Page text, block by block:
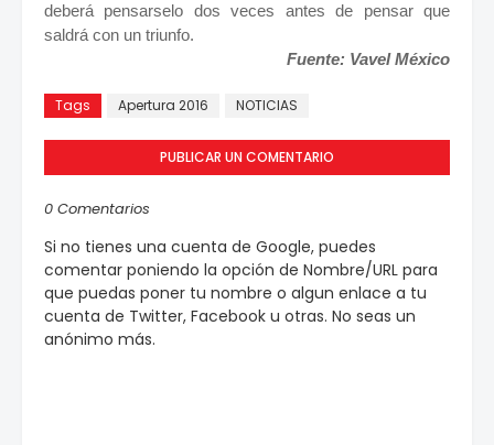
deberá pensarselo dos veces antes de pensar que
saldrá con un triunfo.
Fuente: Vavel México
Tags Apertura 2016 NOTICIAS
PUBLICAR UN COMENTARIO
0 Comentarios
Si no tienes una cuenta de Google, puedes
comentar poniendo la opción de Nombre/URL para
que puedas poner tu nombre o algun enlace a tu
cuenta de Twitter, Facebook u otras. No seas un
anónimo más.